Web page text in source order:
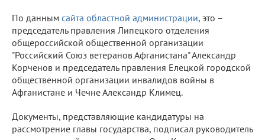
По данным сайта областной администрации, это –
председатель правления Липецкого отделения
общероссийской общественной организации
"Российский Союз ветеранов Афганистана" Александр
Корченов и председатель правления Елецкой городской
общественной организации инвалидов войны в
Афганистане и Чечне Александр Климец.
Документы, представляющие кандидатуры на
рассмотрение главы государства, подписал руководитель